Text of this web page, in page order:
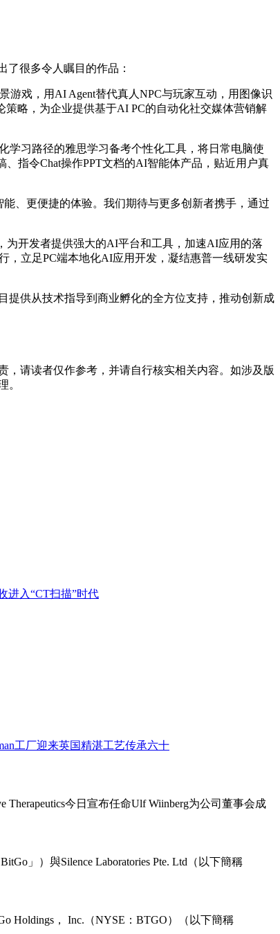
很多令人瞩目的作品：
戏，用AI Agent替代真人NPC与玩家互动，用图像识
略，为企业提供基于AI PC的自动化社交媒体营销解
学习路径的雅思学习备考个性化工具，将日常电脑使
指令Chat操作PPT文档的AI智能体产品，贴近用户真
、更便捷的体验。我们期待与更多创新者携手，通过
为开发者提供强大的AI平台和工具，加速AI应用的落
，立足PC端本地化AI应用开发，凝结惠普一线研发实
提供从技术指导到商业孵化的全方位支持，推动创新成
请读者仅作参考，并请自行核实相关内容。如涉及版
。
今日宣布任命Ulf Wiinberg为公司董事会成
」）與Silence Laboratories Pte. Ltd（以下簡稱
Holdings， Inc.（NYSE：BTGO）（以下簡稱